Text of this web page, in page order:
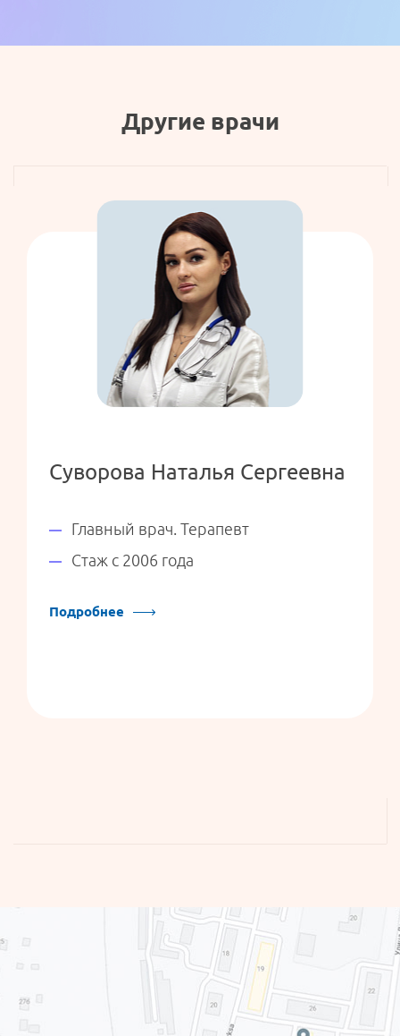
Другие врачи
Суворова Наталья Сергеевна
Главный врач. Терапевт
Стаж с 2006 года
Подробнее